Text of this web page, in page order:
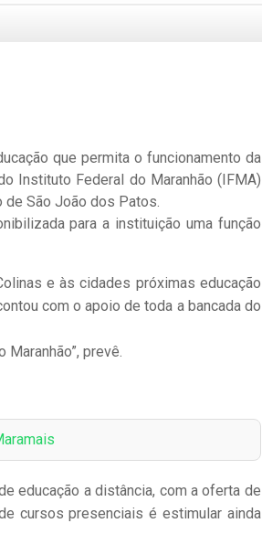
que permita o funcionamento da
Instituto Federal do Maranhão (IFMA)
de São João dos Patos.
para a instituição uma função
e às cidades próximas educação
com o apoio de toda a bancada do
prevê.
educação a distância, com a oferta de
cursos presenciais é estimular ainda